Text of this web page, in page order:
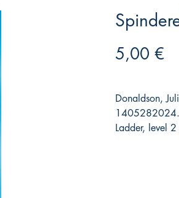
5,00 €
Donaldson,
1405282024.
Ladder, level